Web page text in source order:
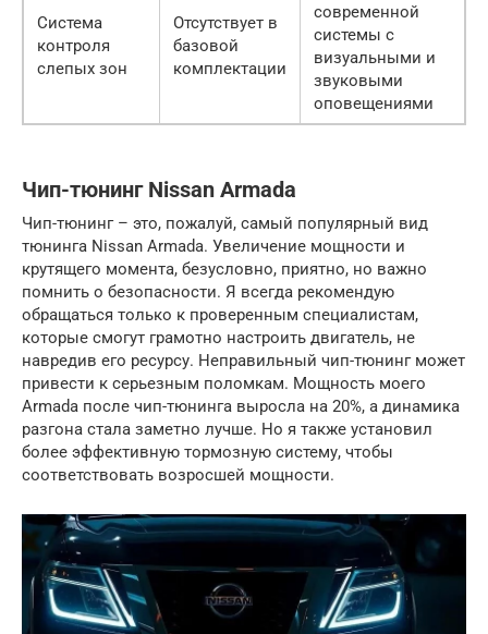
Система
контроля
слепых зон
Отсутствует в
базовой
комплектации
современной
системы с
визуальными и
звуковыми
оповещениями
Чип-тюнинг Nissan Armada
Чип-тюнинг – это, пожалуй, самый популярный вид
тюнинга Nissan Armada. Увеличение мощности и
крутящего момента, безусловно, приятно, но важно
помнить о безопасности. Я всегда рекомендую
обращаться только к проверенным специалистам,
которые смогут грамотно настроить двигатель, не
навредив его ресурсу. Неправильный чип-тюнинг может
привести к серьезным поломкам. Мощность моего
Armada после чип-тюнинга выросла на 20%, а динамика
разгона стала заметно лучше. Но я также установил
более эффективную тормозную систему, чтобы
соответствовать возросшей мощности.